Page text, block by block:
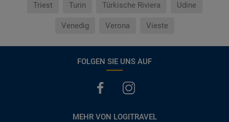
Triest Turin Türkische Riviera Udine
Venedig Verona Vieste
FOLGEN SIE UNS AUF
MEHR VON LOGITRAVEL